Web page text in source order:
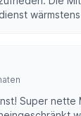
Super nette